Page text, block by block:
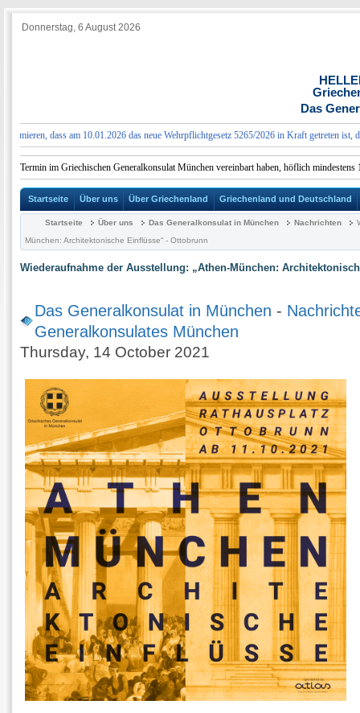
Donnerstag, 6 August 2026
Das
dass am 10.01.2026 das neue Wehrpflichtgesetz 5265/2026 in Kraft getreten ist, das
im Griechischen Generalkonsulat München vereinbart haben, höflich mindestens 10
Startseite Über uns Über Griechenland Griechenland und Deutschland
Startseite Über uns Das Generalkonsulat in München Nachrichten
München: Architektonische Einflüsse“ - Ottobrunn
Wiederaufnahme der Ausstellung: „Athen-München:
Das Generalkonsulat in München -
Generalkonsulates München
Thursday, 14 October 2021